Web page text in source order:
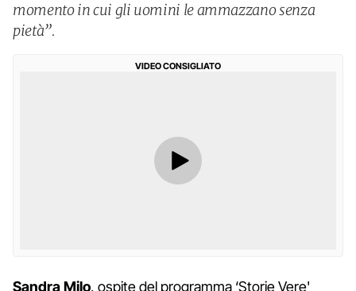
momento in cui gli uomini le ammazzano senza
pietà”.
VIDEO CONSIGLIATO
Sandra Milo, ospite del programma ‘Storie Vere'